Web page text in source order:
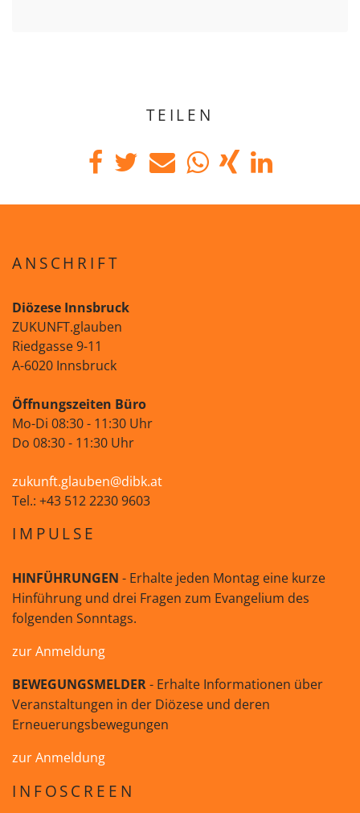
TEILEN
ANSCHRIFT
Diözese Innsbruck
ZUKUNFT.glauben
Riedgasse 9-11
A-6020 Innsbruck
Öffnungszeiten Büro
Mo-Di 08:30 - 11:30 Uhr
Do 08:30 - 11:30 Uhr
zukunft.glauben@dibk.at
Tel.: +43 512 2230 9603
IMPULSE
HINFÜHRUNGEN - Erhalte jeden Montag eine kurze
Hinführung und drei Fragen zum Evangelium des
folgenden Sonntags.
zur Anmeldung
BEWEGUNGSMELDER- Erhalte Informationen über
Veranstaltungen in der Diözese und deren
Erneuerungsbewegungen
zur Anmeldung
INFOSCREEN